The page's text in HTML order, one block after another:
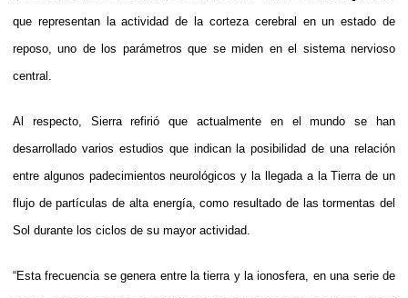
que representan la actividad de la corteza cerebral en un estado de
reposo, uno de los parámetros que se miden en el sistema nervioso
central.
Al respecto, Sierra refirió que actualmente en el mundo se han
desarrollado varios estudios que indican la posibilidad de una relación
entre algunos padecimientos neurológicos y la llegada a la Tierra de un
flujo de partículas de alta energía, como resultado de las tormentas del
Sol durante los ciclos de su mayor actividad.
“Esta frecuencia se genera entre la tierra y la ionosfera, en una serie de